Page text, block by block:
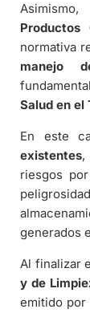
normativa
manejo
Salud en el
En este
existentes,
riesgos
generados
Al finalizar
y de
emitido por